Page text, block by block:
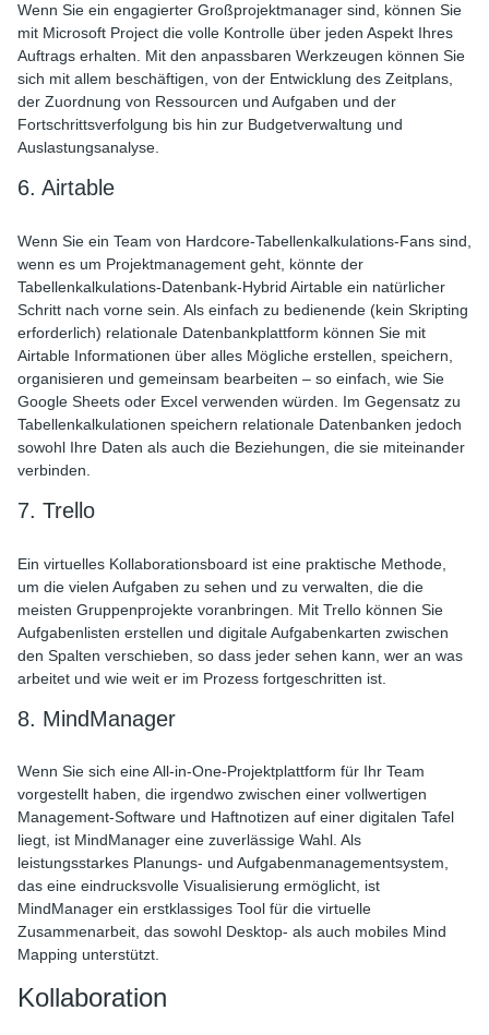
Wenn Sie ein engagierter Großprojektmanager sind, können Sie
mit Microsoft Project die volle Kontrolle über jeden Aspekt Ihres
Auftrags erhalten. Mit den anpassbaren Werkzeugen können Sie
sich mit allem beschäftigen, von der Entwicklung des Zeitplans,
der Zuordnung von Ressourcen und Aufgaben und der
Fortschrittsverfolgung bis hin zur Budgetverwaltung und
Auslastungsanalyse.
6. Airtable
Wenn Sie ein Team von Hardcore-Tabellenkalkulations-Fans sind,
wenn es um Projektmanagement geht, könnte der
Tabellenkalkulations-Datenbank-Hybrid Airtable ein natürlicher
Schritt nach vorne sein. Als einfach zu bedienende (kein Skripting
erforderlich) relationale Datenbankplattform können Sie mit
Airtable Informationen über alles Mögliche erstellen, speichern,
organisieren und gemeinsam bearbeiten – so einfach, wie Sie
Google Sheets oder Excel verwenden würden. Im Gegensatz zu
Tabellenkalkulationen speichern relationale Datenbanken jedoch
sowohl Ihre Daten als auch die Beziehungen, die sie miteinander
verbinden.
7. Trello
Ein virtuelles Kollaborationsboard ist eine praktische Methode,
um die vielen Aufgaben zu sehen und zu verwalten, die die
meisten Gruppenprojekte voranbringen. Mit Trello können Sie
Aufgabenlisten erstellen und digitale Aufgabenkarten zwischen
den Spalten verschieben, so dass jeder sehen kann, wer an was
arbeitet und wie weit er im Prozess fortgeschritten ist.
8. MindManager
Wenn Sie sich eine All-in-One-Projektplattform für Ihr Team
vorgestellt haben, die irgendwo zwischen einer vollwertigen
Management-Software und Haftnotizen auf einer digitalen Tafel
liegt, ist MindManager eine zuverlässige Wahl. Als
leistungsstarkes Planungs- und Aufgabenmanagementsystem,
das eine eindrucksvolle Visualisierung ermöglicht, ist
MindManager ein erstklassiges Tool für die virtuelle
Zusammenarbeit, das sowohl Desktop- als auch mobiles Mind
Mapping unterstützt.
Kollaboration